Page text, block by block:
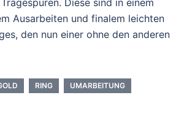
Ausarbeiten und finalem leichten
den nun einer ohne den anderen
RING UMARBEITUNG